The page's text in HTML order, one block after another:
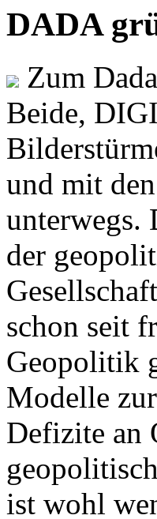
DADA
Zum
Beide,
und mit
unterwegs.
der
schon seit
Geopolitik
Modelle
Defizite an
ist wohl